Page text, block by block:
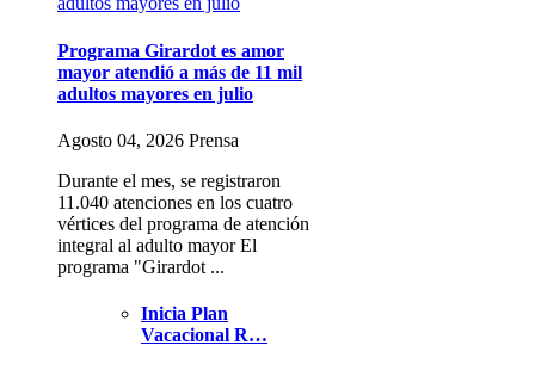
Programa Girardot es amor
mayor atendió a más de 11 mil
adultos mayores en julio
Agosto 04, 2026 Prensa
Durante el mes, se registraron
11.040 atenciones en los cuatro
vértices del programa de atención
integral al adulto mayor El
programa "Girardot ...
Inicia Plan
Vacacional R…